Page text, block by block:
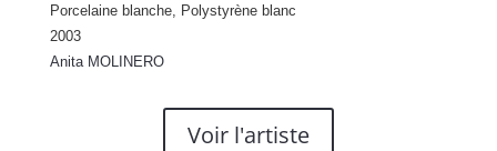
Porcelaine blanche, Polystyrène blanc
2003
Anita MOLINERO
Voir l'artiste